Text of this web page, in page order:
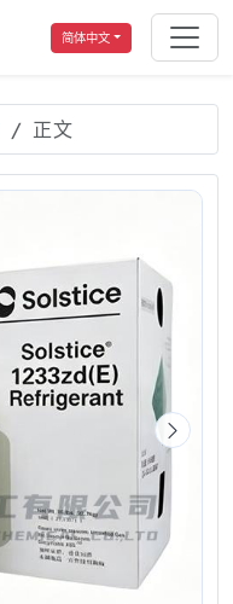
简体中文
正文